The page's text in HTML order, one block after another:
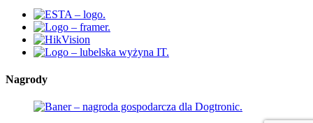
Nagrody